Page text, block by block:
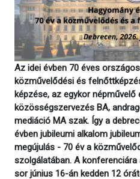
Az idei évben 70 éves
közművelődési és
képzése, az egykor népművelő
közösségszervezés BA,
mediáció MA szak. Így a
évben jubileumi alkalom
megújulás - 70 év a
szolgálatában. A konferenciára
sor június 16-án kedden 12